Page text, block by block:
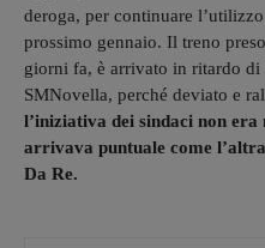
deroga, per continuare
prossimo gennaio. Il treno
giorni fa, è arrivato in ritardo di
SMNovella, perché deviato e
l’iniziativa dei sindaci non
arrivava puntuale come
Da Re.